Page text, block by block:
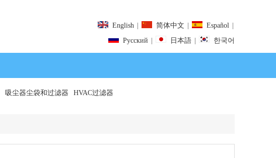
English 简体中文 Español
Pусский | 日本語 | 한국어
吸尘器尘袋和过滤器 HVAC过滤器